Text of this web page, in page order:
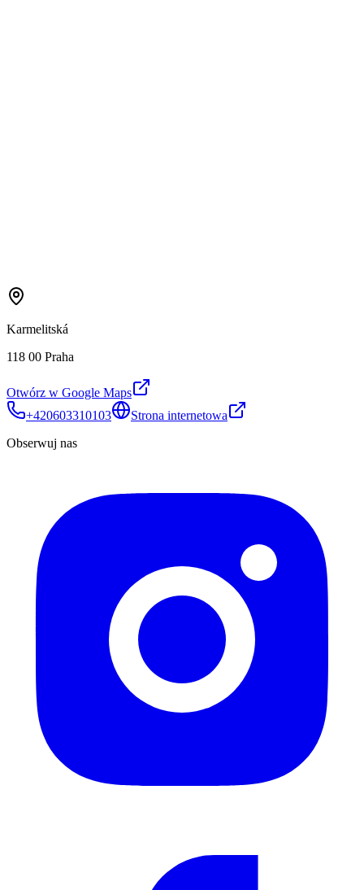
Karmelitská
118 00 Praha
Otwórz w Google Maps
+420603310103
Strona internetowa
Obserwuj nas